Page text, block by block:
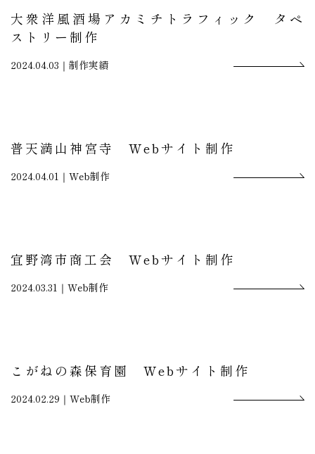
大衆洋風酒場アカミチトラフィック タペ
ストリー制作
2024.04.03｜ 制作実績
普天満山神宮寺 Webサイト制作
2024.04.01｜ Web制作
宜野湾市商工会 Webサイト制作
2024.03.31｜ Web制作
こがねの森保育園 Webサイト制作
2024.02.29｜ Web制作